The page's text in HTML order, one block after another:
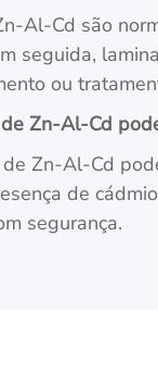
Al-Cd são
seguida,
ou
Zn-Al-Cd
Zn-Al-Cd
de
segurança.